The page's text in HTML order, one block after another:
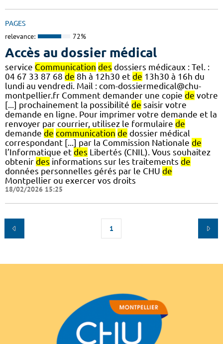
PAGES
relevance: 72%
Accès au dossier médical
service Communication des dossiers médicaux : Tel. :
04 67 33 87 68 de 8h à 12h30 et de 13h30 à 16h du
lundi au vendredi. Mail : com-dossiermedical@chu-
montpellier.fr Comment demander une copie de votre
[...] prochainement la possibilité de saisir votre
demande en ligne. Pour imprimer votre demande et la
renvoyer par courrier, utilisez le formulaire de
demande de communication de dossier médical
correspondant [...] par la Commission Nationale de
l’Informatique et des Libertés (CNIL). Vous souhaitez
obtenir des informations sur les traitements de
données personnelles gérés par le CHU de
Montpellier ou exercer vos droits
18/02/2026 15:25
1